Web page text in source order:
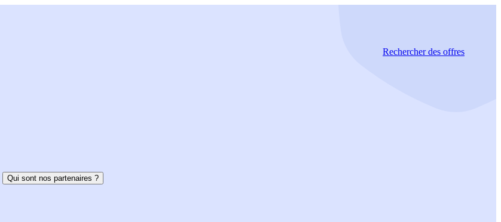
Rechercherdes offres
Qui sont nos partenaires ?